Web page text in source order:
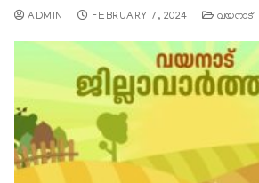
ADMIN FEBRUARY 7, 2024 വയനാട്